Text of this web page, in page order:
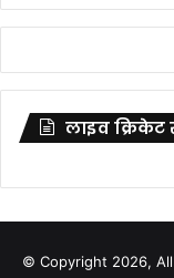
लाइव क्रिकेट
© Copyright 2026,